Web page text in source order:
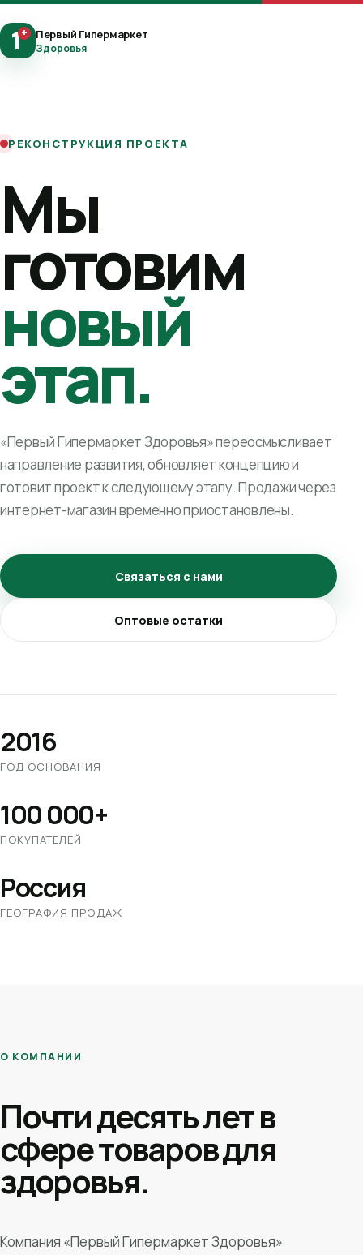
1+ Первый Гипермаркет
Здоровья
РЕКОНСТРУКЦИЯ ПРОЕКТА
Мы
готовим
новый
этап.
«Первый Гипермаркет Здоровья» переосмысливает
направление развития, обновляет концепцию и
готовит проект к следующему этапу. Продажи через
интернет-магазин временно приостановлены.
Связаться с нами
Оптовые остатки
2016
ГОД ОСНОВАНИЯ
100 000+
ПОКУПАТЕЛЕЙ
Россия
ГЕОГРАФИЯ ПРОДАЖ
О КОМПАНИИ
Почти десять лет в
сфере товаров для
здоровья.
Компания «Первый Гипермаркет Здоровья»